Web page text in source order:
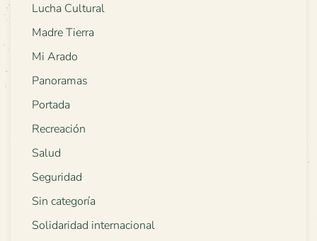
Lucha Cultural
Madre Tierra
Mi Arado
Panoramas
Portada
Recreación
Salud
Seguridad
Sin categoría
Solidaridad internacional